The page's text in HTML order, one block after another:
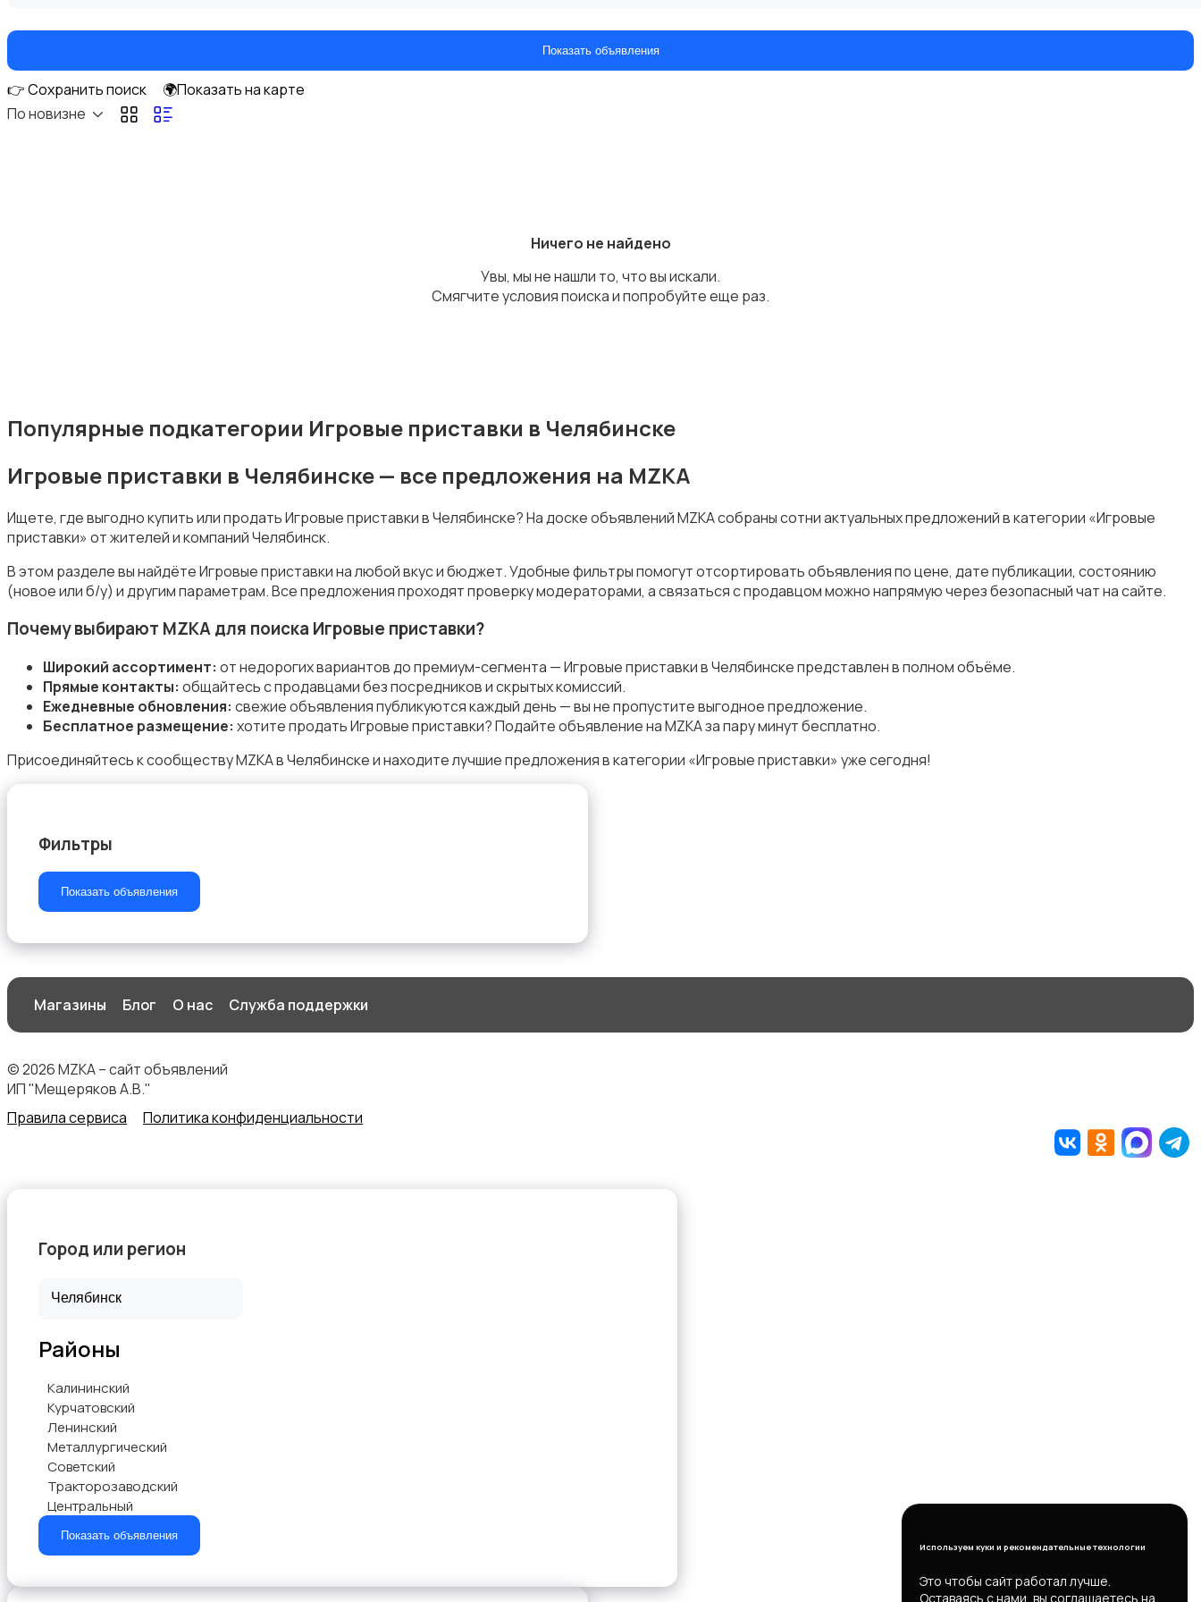
Книги и журналы
Музыка
Музыкальные инструменты
Другое
Показать объявления
👉 Сохранить поиск
🌍Показать на карте
По новизне
Ничего не найдено
Увы, мы не нашли то, что вы искали.
Смягчите условия поиска и попробуйте еще раз.
Популярные подкатегории Игровые приставки в Челябинске
Игровые приставки в Челябинске — все предложения на MZKA
Ищете, где выгодно купить или продать Игровые приставки в Челябинске? На доске объявлений MZKA собраны сотни актуальных предложений в категории «Игровые
приставки» от жителей и компаний Челябинск.
В этом разделе вы найдёте Игровые приставки на любой вкус и бюджет. Удобные фильтры помогут отсортировать объявления по цене, дате публикации, состоянию
(новое или б/у) и другим параметрам. Все предложения проходят проверку модераторами, а связаться с продавцом можно напрямую через безопасный чат на сайте.
Почему выбирают MZKA для поиска Игровые приставки?
Широкий ассортимент: от недорогих вариантов до премиум-сегмента — Игровые приставки в Челябинске представлен в полном объёме.
Прямые контакты: общайтесь с продавцами без посредников и скрытых комиссий.
Ежедневные обновления: свежие объявления публикуются каждый день — вы не пропустите выгодное предложение.
Бесплатное размещение: хотите продать Игровые приставки? Подайте объявление на MZKA за пару минут бесплатно.
Присоединяйтесь к сообществу MZKA в Челябинске и находите лучшие предложения в категории «Игровые приставки» уже сегодня!
Фильтры
Показать объявления
Магазины Блог О нас Служба поддержки
© 2026 MZKA – сайт объявлений
ИП "Мещеряков А.В."
Правила сервиса
Политика конфиденциальности
Используем куки и рекомендательные технологии
Это чтобы сайт работал лучше.
Оставаясь с нами, вы соглашаетесь на
Город или регион
Районы
Калининский
Курчатовский
Ленинский
Металлургический
Советский
Тракторозаводский
Центральный
Показать объявления